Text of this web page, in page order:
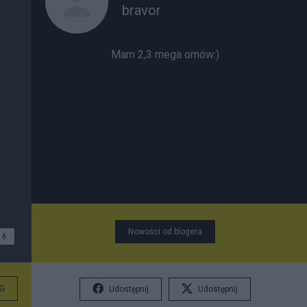
6
bravor
Mam 2,3 mega omów:)
Nowości od blogera
Udostępnij Udostępnij